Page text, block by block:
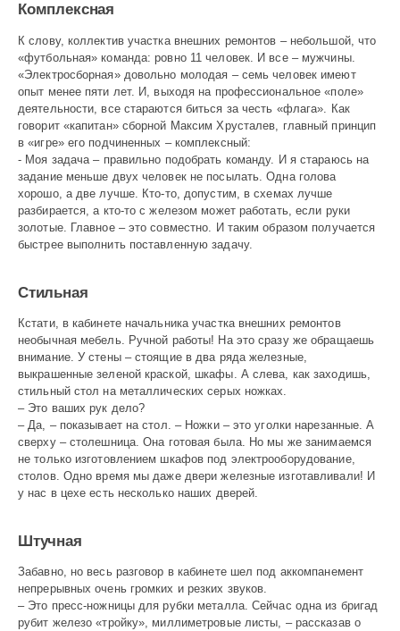
Комплексная
К слову, коллектив участка внешних ремонтов – небольшой, что
«футбольная» команда: ровно 11 человек. И все – мужчины.
«Электросборная» довольно молодая – семь человек имеют
опыт менее пяти лет. И, выходя на профессиональное «поле»
деятельности, все стараются биться за честь «флага». Как
говорит «капитан» сборной Максим Хрусталев, главный принцип
в «игре» его подчиненных – комплексный:
- Моя задача – правильно подобрать команду. И я стараюсь на
задание меньше двух человек не посылать. Одна голова
хорошо, а две лучше. Кто-то, допустим, в схемах лучше
разбирается, а кто-то с железом может работать, если руки
золотые. Главное – это совместно. И таким образом получается
быстрее выполнить поставленную задачу.
Стильная
Кстати, в кабинете начальника участка внешних ремонтов
необычная мебель. Ручной работы! На это сразу же обращаешь
внимание. У стены – стоящие в два ряда железные,
выкрашенные зеленой краской, шкафы. А слева, как заходишь,
стильный стол на металлических серых ножках.
– Это ваших рук дело?
– Да, – показывает на стол. – Ножки – это уголки нарезанные. А
сверху – столешница. Она готовая была. Но мы же занимаемся
не только изготовлением шкафов под электрооборудование,
столов. Одно время мы даже двери железные изготавливали! И
у нас в цехе есть несколько наших дверей.
Штучная
Забавно, но весь разговор в кабинете шел под аккомпанемент
непрерывных очень громких и резких звуков.
– Это пресс-ножницы для рубки металла. Сейчас одна из бригад
рубит железо «тройку», миллиметровые листы, – рассказав о